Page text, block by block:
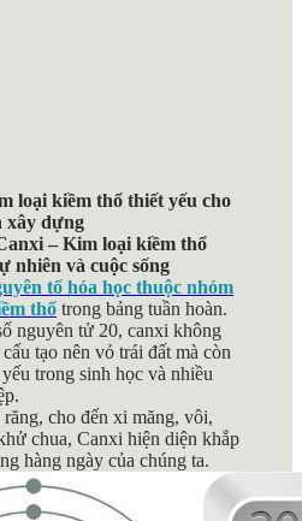
loại kiềm thổ thiết yếu cho
xây dựng
– Kim loại kiềm thổ
nhiên và cuộc sống
tố hóa học thuộc nhóm
thổ trong bảng tuần hoàn.
nguyên tử 20, canxi không
tạo nên vỏ trái đất mà còn
trong sinh học và nhiều
cho đến xi măng, vôi,
chua, Canxi hiện diện khắp
hàng ngày của chúng ta.